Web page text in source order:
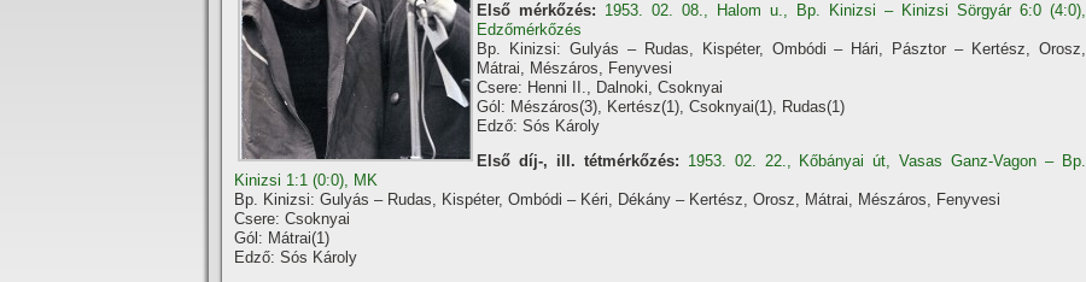
Első mérkőzés: 1953. 02. 08., Halom u., Bp. Kinizsi – Kinizsi Sörgyár 6:0 (4:0),
Edzőmérkőzés
Bp. Kinizsi: Gulyás – Rudas, Kispéter, Ombódi – Hári, Pásztor – Kertész, Orosz,
Mátrai, Mészáros, Fenyvesi
Csere: Henni II., Dalnoki, Csoknyai
Gól: Mészáros(3), Kertész(1), Csoknyai(1), Rudas(1)
Edző: Sós Károly
Első díj-, ill. tétmérkőzés: 1953. 02. 22., Kőbányai út, Vasas Ganz-Vagon – Bp.
Kinizsi 1:1 (0:0), MK
Bp. Kinizsi: Gulyás – Rudas, Kispéter, Ombódi – Kéri, Dékány – Kertész, Orosz, Mátrai, Mészáros, Fenyvesi
Csere: Csoknyai
Gól: Mátrai(1)
Edző: Sós Károly